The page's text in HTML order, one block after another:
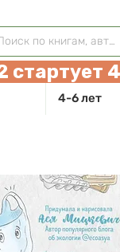
4-6 лет
стартует